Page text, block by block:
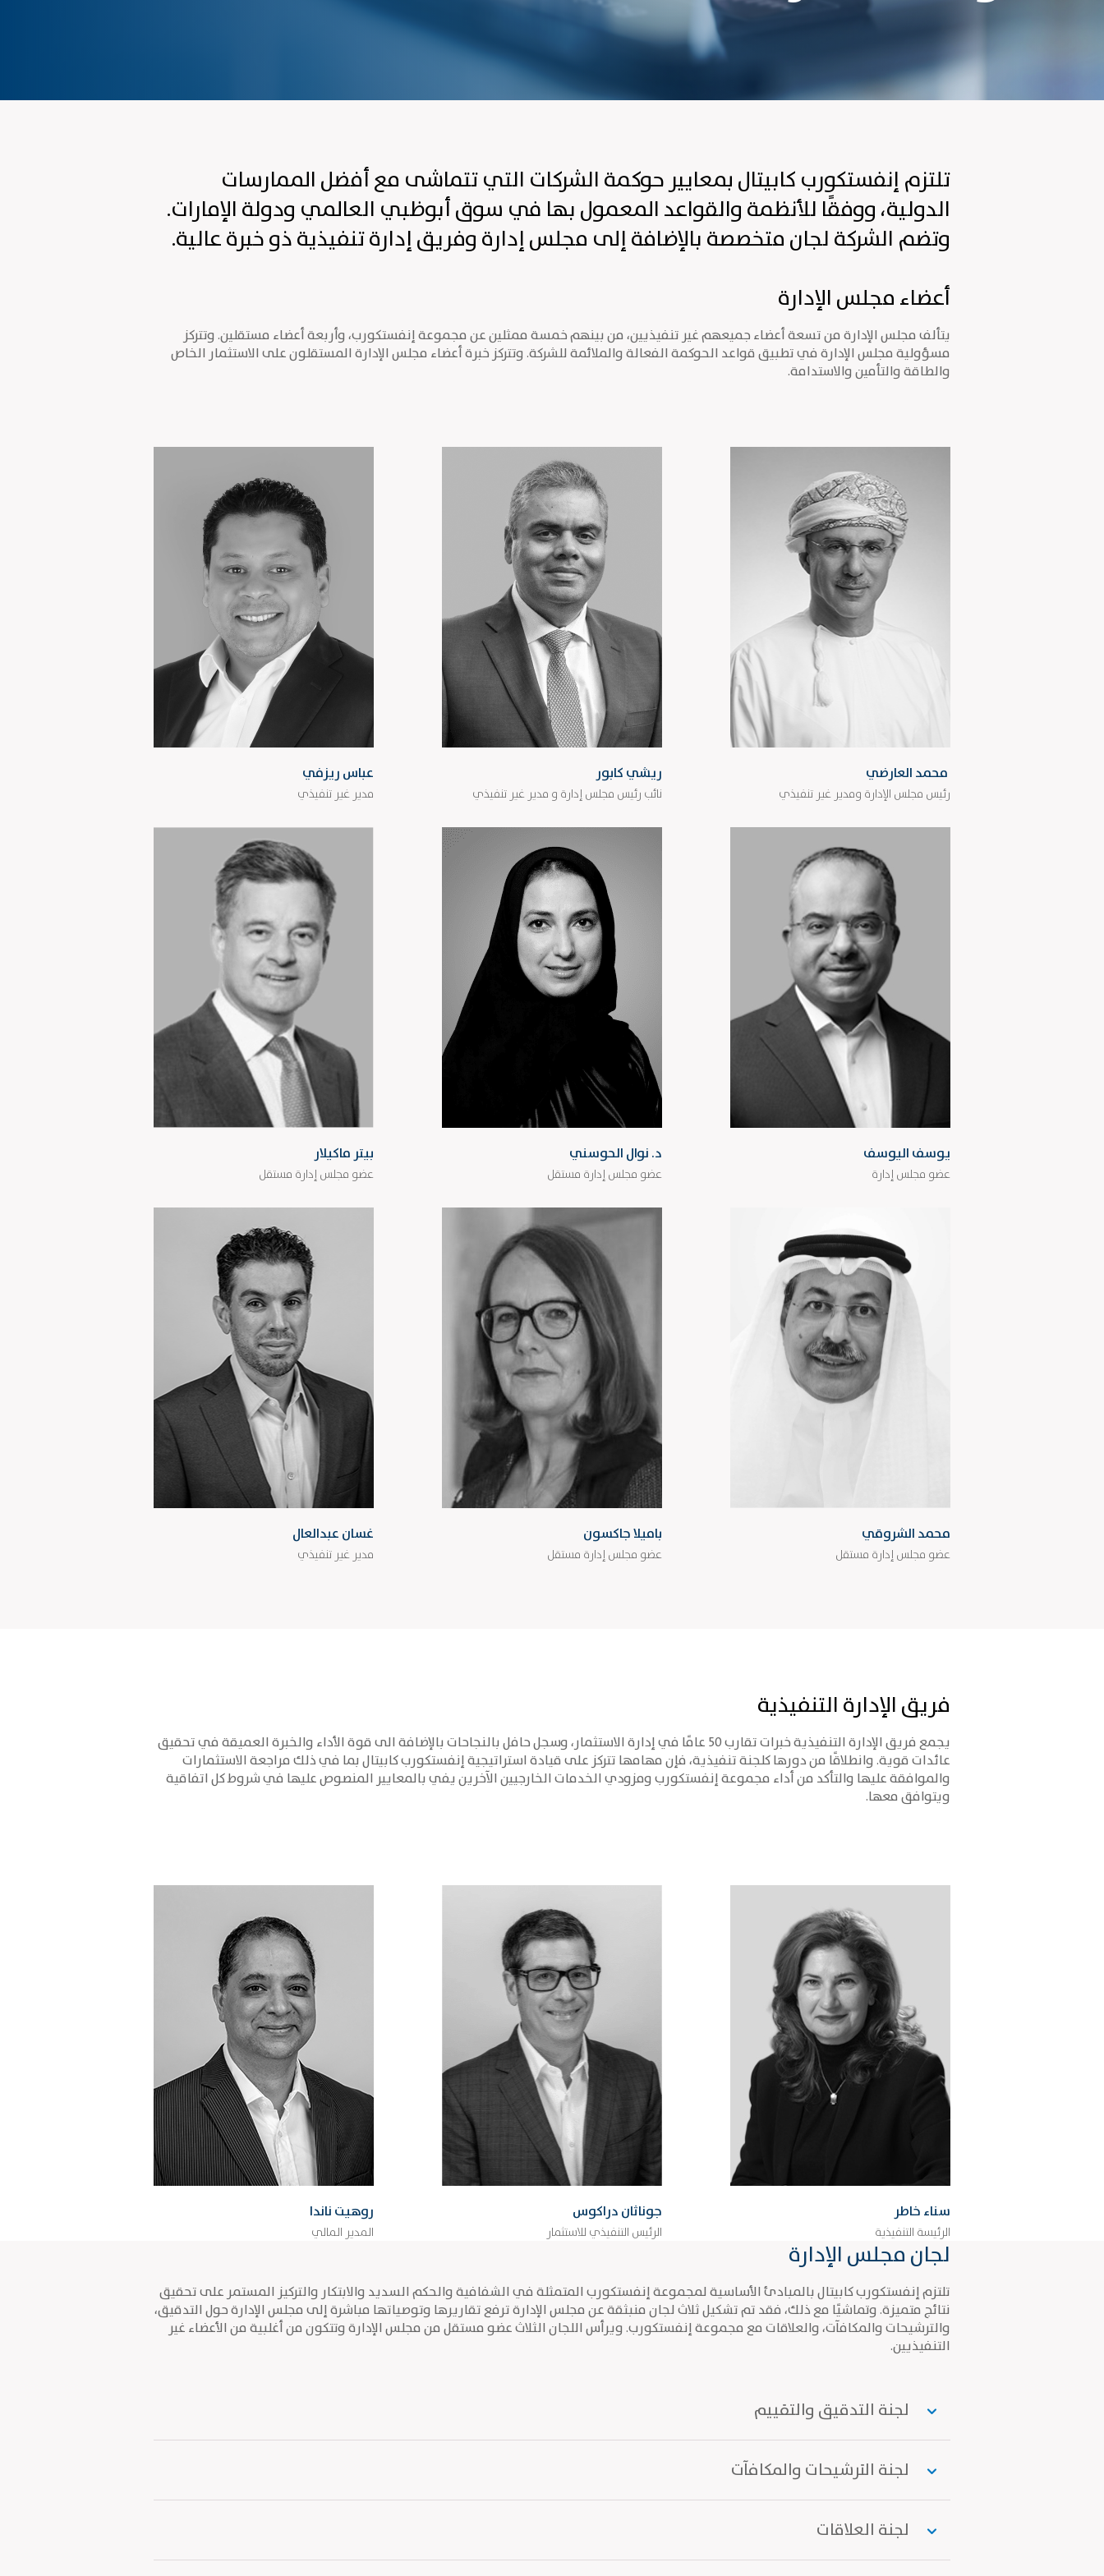
تلتزم إنفستكورب كابيتال بمعايير حوكمة الشركات التي تتماشى مع أفضل الممارسات
الدولية، ووفقًا للأنظمة والقواعد المعمول بها في سوق أبوظبي العالمي ودولة الإمارات.
وتضم الشركة لجان متخصصة بالإضافة إلى مجلس إدارة وفريق إدارة تنفيذية ذو خبرة عالية.
أعضاء مجلس الإدارة
يتألف مجلس الإدارة من تسعة أعضاء جميعهم غير تنفيذيين، من بينهم خمسة ممثلين عن مجموعة إنفستكورب، وأربعة أعضاء مستقلين. وتتركز
مسؤولية مجلس الإدارة في تطبيق قواعد الحوكمة الفعالة والملائمة للشركة. وتتركز خبرة أعضاء مجلس الإدارة المستقلون على الاستثمار الخاص
والطاقة والتأمين والاستدامة.
محمد العارضي
رئيس مجلس الإدارة ومدير غير تنفيذي
ريشي كابور
نائب رئيس مجلس إدارة و مدير غير تنفيذي
عباس ريزفي
مدير غير تنفيذي
يوسف اليوسف
عضو مجلس إدارة
د. نوال الحوسني
عضو مجلس إدارة مستقل
بيتر ماكيلار
عضو مجلس إدارة مستقل
محمد الشروقي
عضو مجلس إدارة مستقل
باميلا جاكسون
عضو مجلس إدارة مستقل
غسان عبدالعال
مدير غير تنفيذي
فريق الإدارة التنفيذية
يجمع فريق الإدارة التنفيذية خبرات تقارب 50 عامًا في إدارة الاستثمار، وسجل حافل بالنجاحات بالإضافة الى قوة الأداء والخبرة العميقة في تحقيق
عائدات قوية. وانطلاقًا من دورها كلجنة تنفيذية، فإن مهامها تتركز على قيادة استراتيجية إنفستكورب كابيتال بما في ذلك مراجعة الاستثمارات
والموافقة عليها والتأكد من أداء مجموعة إنفستكورب ومزودي الخدمات الخارجيين الآخرين يفي بالمعايير المنصوص عليها في شروط كل اتفاقية
ويتوافق معها.
سناء خاطر
الرئيسة التنفيذية
جوناثان دراكوس
الرئيس التنفيذي للاستثمار
روهيت ناندا
المدير المالي
لجان مجلس الإدارة
تلتزم إنفستكورب كابيتال بالمبادئ الأساسية لمجموعة إنفستكورب المتمثلة في الشفافية والحكم السديد والابتكار والتركيز المستمر على تحقيق
نتائج متميزة. وتماشيًا مع ذلك، فقد تم تشكيل ثلاث لجان منبثقة عن مجلس الإدارة ترفع تقاريرها وتوصياتها مباشرة إلى مجلس الإدارة حول التدقيق،
والترشيحات والمكافآت، والعلاقات مع مجموعة إنفستكورب. ويرأس اللجان الثلاث عضو مستقل من مجلس الإدارة وتتكون من أغلبية من الأعضاء غير
التنفيذيين.
لجنة التدقيق والتقييم
لجنة الترشيحات والمكافآت
لجنة العلاقات